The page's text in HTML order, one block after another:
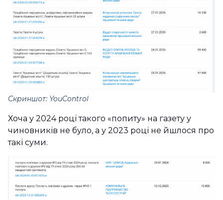
Скриншот: YouControl
Хоча у 2024 році такого «попиту» на газету у
чиновників не було, а у 2023 році не йшлося про
такі суми.